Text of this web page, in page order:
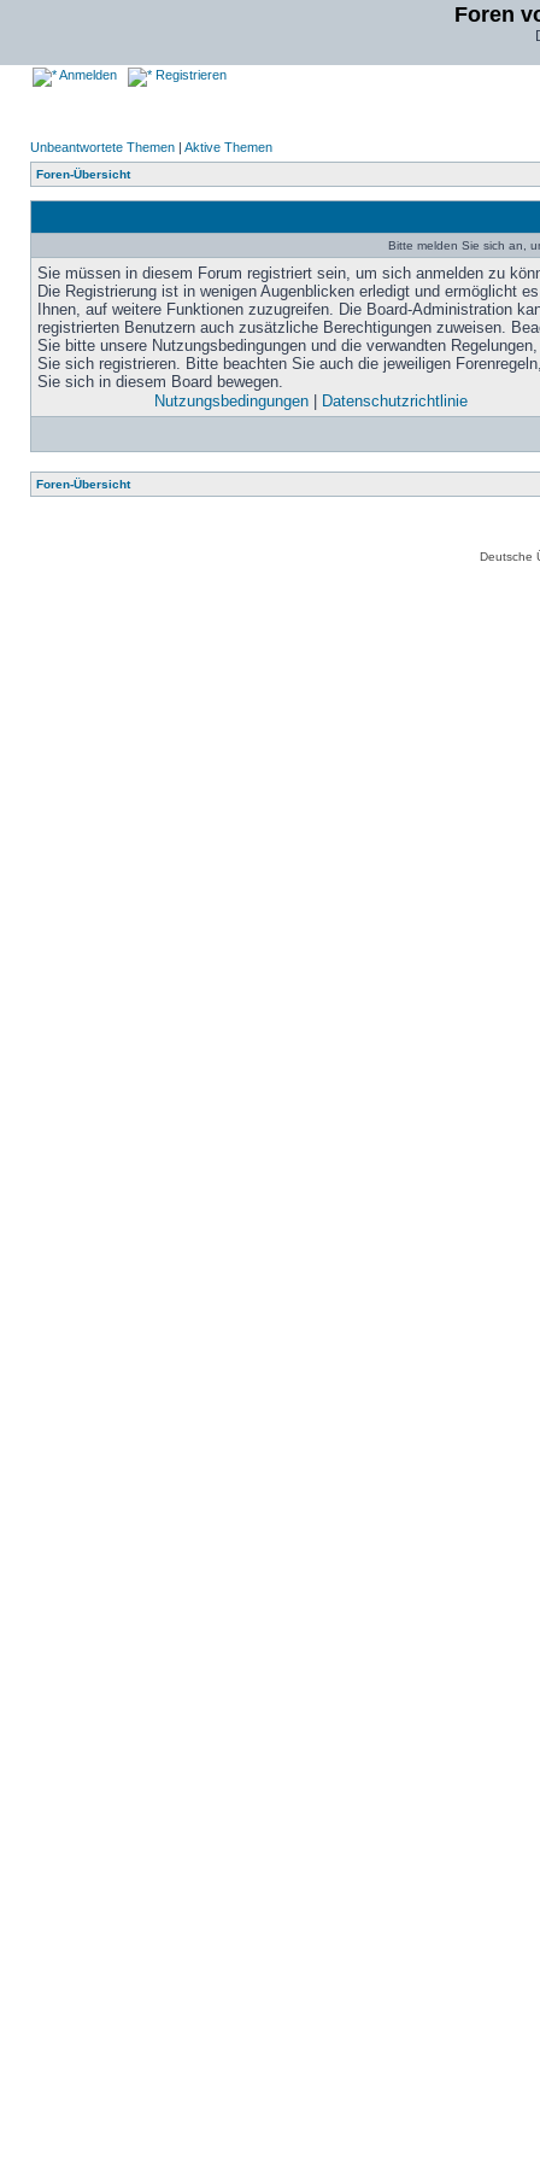
Foren
Anmelden Registrieren
Unbeantwortete Themen | Aktive Themen
Foren-Übersicht
Bitte melden Sie sich an,
Sie müssen in diesem Forum registriert sein, um sich anmelden zu
Die Registrierung ist in wenigen Augenblicken erledigt und ermöglicht es
Ihnen, auf weitere Funktionen zuzugreifen. Die Board-Administration
registrierten Benutzern auch zusätzliche Berechtigungen zuweisen.
Sie bitte unsere Nutzungsbedingungen und die verwandten
Sie sich registrieren. Bitte beachten Sie auch die jeweiligen
Sie sich in diesem Board bewegen.
Nutzungsbedingungen| Datenschutzrichtlinie
Foren-Übersicht
Deutsche